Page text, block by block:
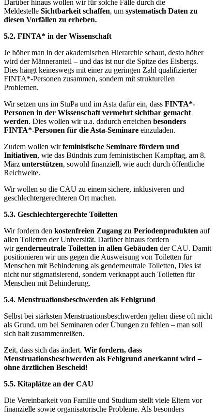
Darüber hinaus wollen wir für solche Fälle durch die
Meldestelle Sichtbarkeit schaffen, um systematisch Daten zu
diesen Vorfällen zu erheben.
5.2. FINTA* in der Wissenschaft
Je höher man in der akademischen Hierarchie schaut, desto höher
wird der Männeranteil – und das ist nur die Spitze des Eisbergs.
Dies hängt keineswegs mit einer zu geringen Zahl qualifizierter
FINTA*-Personen zusammen, sondern mit strukturellen
Problemen.
Wir setzen uns im StuPa und im Asta dafür ein, dass FINTA*-
Personen in der Wissenschaft vermehrt sichtbar gemacht
werden. Dies wollen wir u.a. dadurch erreichen besonders
FINTA*-Personen für die Asta-Seminare einzuladen.
Zudem wollen wirfeministische Seminare fördern und
Initiativen, wie das Bündnis zum feministischen Kampftag, am 8.
März unterstützen, sowohl finanziell, wie auch durch öffentliche
Reichweite.
Wir wollen so die CAU zu einem sichere, inklusiveren und
geschlechtergerechteren Ort machen.
5.3. Geschlechtergerechte Toiletten
Wir fordern den kostenfreien Zugang zu Periodenprodukten auf
allen Toiletten der Universität. Darüber hinaus fordern
wirgenderneutrale Toiletten in allen Gebäuden der CAU. Damit
positionieren wir uns gegen die Ausweisung von Toiletten für
Menschen mit Behinderung als genderneutrale Toiletten, Dies ist
nicht nur stigmatisierend, sondern verknappt auch Toiletten für
Menschen mit Behinderung.
5.4. Menstruationsbeschwerden als Fehlgrund
Selbst bei stärksten Menstruationsbeschwerden gelten diese oft nicht
als Grund, um bei Seminaren oder Übungen zu fehlen – man soll
sich halt zusammenreißen.
Zeit, dass sich das ändert. Wir fordern, dass
Menstruationsbeschwerden als Fehlgrund anerkannt wird –
ohne ärztlichen Bescheid!
5.5. Kitaplätze an der CAU
Die Vereinbarkeit von Familie und Studium stellt viele Eltern vor
finanzielle sowie organisatorische Probleme. Als besonders